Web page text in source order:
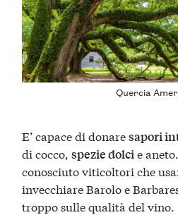
Quercia
E’ capace di donaresapori
di cocco,spezie dolcie
conosciuto viticoltori che
invecchiare Barolo e
troppo sulle qualità del vino.